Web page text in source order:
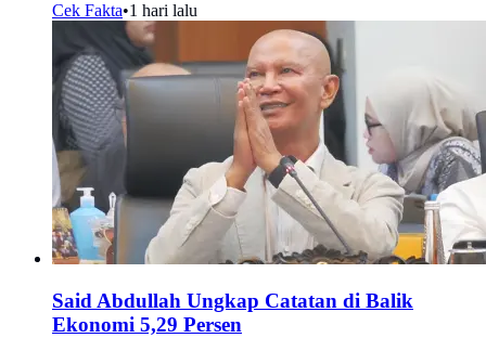
Cek Fakta•1 hari lalu
Said Abdullah Ungkap Catatan di Balik
Ekonomi 5,29 Persen